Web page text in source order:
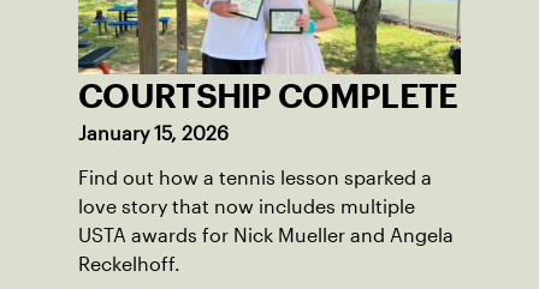
COURTSHIP COMPLETE
January 15, 2026
Find out how a tennis lesson sparked a
love story that now includes multiple
USTA awards for Nick Mueller and Angela
Reckelhoff.